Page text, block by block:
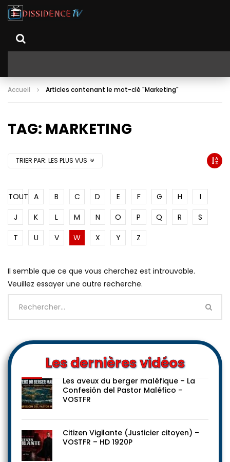
Accueil Articles contenant le mot-clé "Marketing"
TAG: MARKETING
TRIER PAR: LES PLUS VUS
TOUT A B C D E F G H
I
J
K L M N O P Q R
S
T
U V W X Y Z
Il semble que ce que vous cherchez est introuvable.
Veuillez essayer une autre recherche.
Les dernières vidéos
Les aveux du berger maléfique – La
Confesión del Pastor Maléfico –
VOSTFR
Citizen Vigilante (Justicier citoyen) –
VOSTFR – HD 1920P